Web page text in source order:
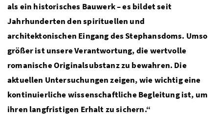
als ein historisches Bauwerk – es bildet seit
Jahrhunderten den spirituellen und
architektonischen Eingang des Stephansdoms. Umso
größer ist unsere Verantwortung, die wertvolle
romanische Originalsubstanz zu bewahren. Die
aktuellen Untersuchungen zeigen, wie wichtig eine
kontinuierliche wissenschaftliche Begleitung ist, um
ihren langfristigen Erhalt zu sichern.“